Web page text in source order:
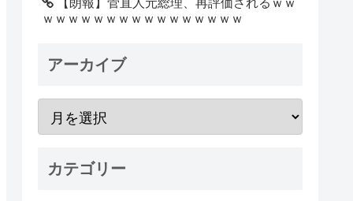
ｗｗｗｗｗｗｗｗｗｗｗｗｗｗｗｗ
アーカイブ
カテゴリー